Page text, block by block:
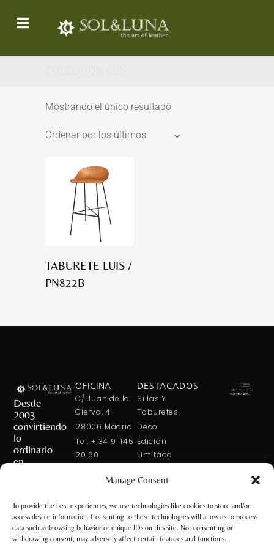
Manage Consent
To provide the best experiences, we use technologies like cookies to store and/or
access device information. Consenting to these technologies will allow us to process
data such as browsing behavior or unique IDs on this site. Not consenting or
withdrawing consent, may adversely affect certain features and functions.
Mostrando el único resultado
Ordenar por los últimos
TABURETE LUIS /
PN822B
Desde
2003
convirtiendo
lo
ordinario
en
OFICINA
C/ Juan de la
Cierva, 4
28006 Madrid
Tel: + 34 91 145
20 60
TIENDA
C/ Núñez de
DESTACADOS
Sillas Y
Taburetes
Deco
Edición
Limitada
Mesa
Chic